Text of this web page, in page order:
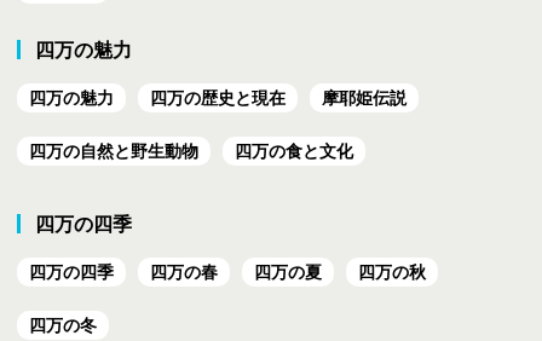
四万の魅力
四万の魅力 四万の歴史と現在 摩耶姫伝説
四万の自然と野生動物 四万の食と文化
四万の四季
四万の四季 四万の春 四万の夏 四万の秋
四万の冬